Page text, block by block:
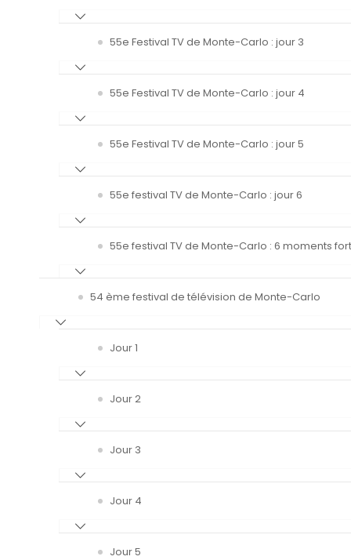
55e Festival TV de Monte-Carlo : jour 3
55e Festival TV de Monte-Carlo : jour 4
55e Festival TV de Monte-Carlo : jour 5
55e festival TV de Monte-Carlo : jour 6
55e festival TV de Monte-Carlo : 6 moments
54 ème festival de télévision de Monte-Carlo
Jour 1
Jour 2
Jour 3
Jour 4
Jour 5